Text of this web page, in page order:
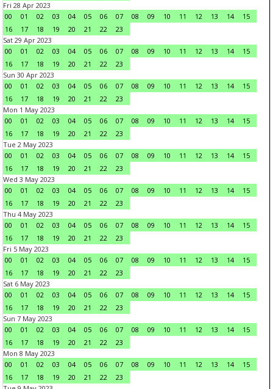
Fri 28 Apr 2023
00
01 02 03 04 05 06 07 08 09 10 11 12 13 14
15
16
17 18 19 20 21 22
23
Sat 29 Apr 2023
00
01 02 03 04 05 06 07 08 09 10 11 12 13 14
15
16
17 18 19 20 21 22
23
Sun 30 Apr 2023
00
01 02 03 04 05 06 07 08 09 10 11 12 13 14
15
16
17 18 19 20 21 22
23
Mon 1 May 2023
00
01 02 03 04 05 06 07 08 09 10 11 12 13 14
15
16
17 18 19 20 21 22
23
Tue 2 May 2023
00
01 02 03 04 05 06 07 08 09 10 11 12 13 14
15
16
17 18 19 20 21 22
23
Wed 3 May 2023
00
01 02 03 04 05 06 07 08 09 10 11 12 13 14
15
16
17 18 19 20 21 22
23
Thu 4 May 2023
00
01 02 03 04 05 06 07 08 09 10 11 12 13 14
15
16
17 18 19 20 21 22
23
Fri 5 May 2023
00
01 02 03 04 05 06 07 08 09 10 11 12 13 14
15
16
17 18 19 20 21 22
23
Sat 6 May 2023
00
01 02 03 04 05 06 07 08 09 10 11 12 13 14
15
16
17 18 19 20 21 22
23
Sun 7 May 2023
00
01 02 03 04 05 06 07 08 09 10 11 12 13 14
15
16
17 18 19 20 21 22
23
Mon 8 May 2023
00
01 02 03 04 05 06 07 08 09 10 11 12 13 14
15
16
17 18 19 20 21 22
23